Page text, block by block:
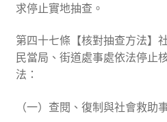
求停止實地抽查。
第四十七條【核對抽查方法】
民當局、街道處事處依法停止
法：
（一）查閱、復制與社會救助